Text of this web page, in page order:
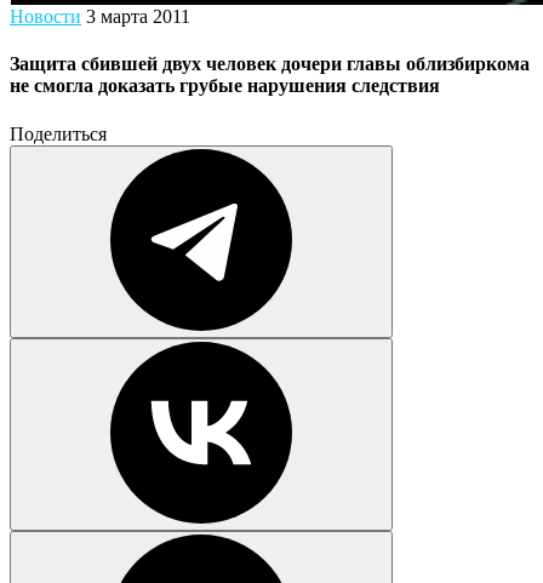
Новости 3 марта 2011
Защита сбившей двух человек дочери главы облизбиркома
не смогла доказать грубые нарушения следствия
Поделиться